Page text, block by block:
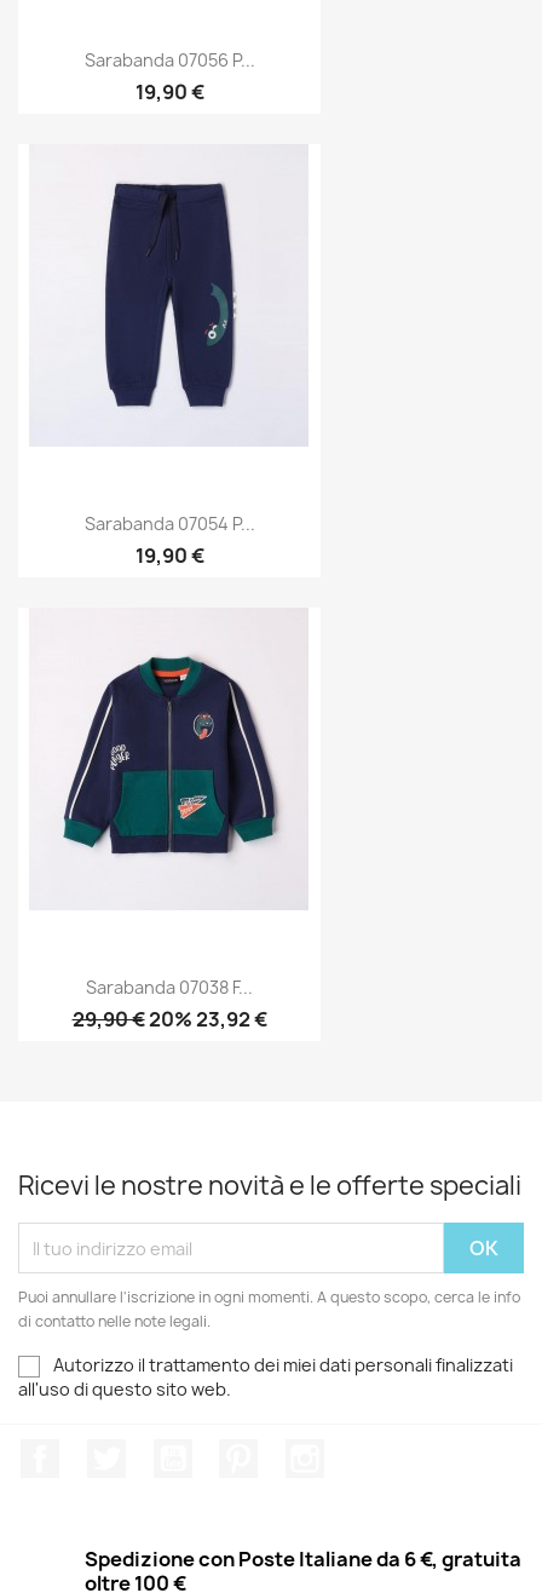
Sarabanda 07056 P...
19,90 €
Sarabanda 07054 P...
19,90 €
Sarabanda 07038 F...
29,90 €20% 23,92 €
Ricevi le nostre novità e le offerte speciali
Puoi annullare l'iscrizione in ogni momenti. A questo scopo, cerca le info
di contatto nelle note legali.
Autorizzo il trattamento dei miei dati personali finalizzati
all'uso di questo sito web.
Spedizione con Poste Italiane da 6 €, gratuita
oltre 100 €